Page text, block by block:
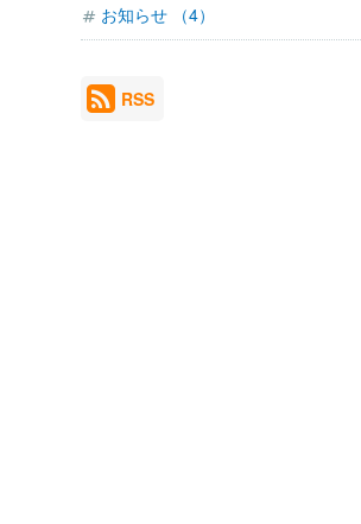
お知らせ （4）
RSS